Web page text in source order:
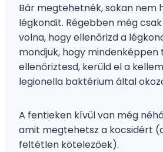
Bár megtehetnék, sokan nem
légkondit. Régebben még
volna, hogy ellenőrizd a
mondjuk, hogy mindenképpen
ellenőriztesd, kerüld el a
legionella baktérium által
A fentieken kívül van még
amit megtehetsz a kocsidért
feltétlen kötelezőek).